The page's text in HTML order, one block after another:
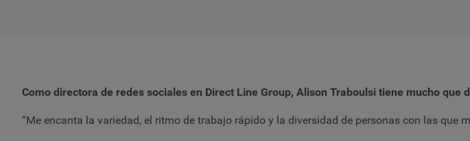
Como directora de redes sociales en Direct Line Group, Alison Traboulsi tiene mucho que
“Me encanta la variedad, el ritmo de trabajo rápido y la diversidad de personas con las que